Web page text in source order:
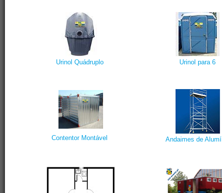
Urinol Quádruplo Urinol para 6
Contentor Montável Andaimes de